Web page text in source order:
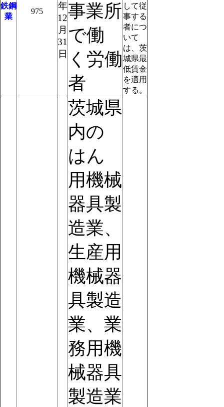
鉄鋼
業
975
年
12
月
31
日
事業所
で働
く労働
者
して従
事する
者につ
いて
は、茨
城県最
低賃金
を適用
する。
茨城県
内の
はん
用機械
器具製
造業、
生産用
機械器
具製造
業、業
務用機
械器具
製造業